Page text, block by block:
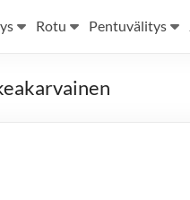
Rotu Pentuvälitys